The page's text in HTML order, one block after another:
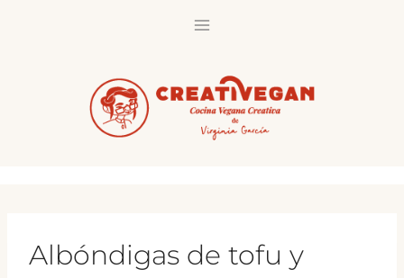
Albóndigas de tofu y